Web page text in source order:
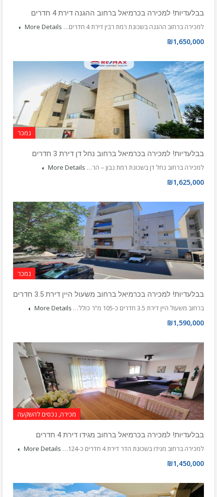
בבלעדיות! למכירה בכרמיאל ברחוב ההגנה דירת 4 חדרים
למכירה ברחוב ההגנה בשכונת רמת רבין דירת 4 חדרים…
More Details
₪1,650,000
נמכר
בבלעדיות! למכירה בכרמיאל ברחוב נחל דן דירת 3 חדרים
למכירה ברחוב נחל דן בשכונת רמת נבון – הר… More Details
₪1,625,000
נמכר
בבלעדיות! למכירה בכרמיאל ברחוב משעול היין דירת 3.5 חדרים
ברחוב משעול היין דירת 3.5 חדרים כ-105 מ”ר כולל…
More Details
₪1,590,000
מכירה, נכסים להשקעה
בבלעדיות! למכירה בכרמיאל ברחוב מגידו דירת 4 חדרים
למכירה ברחוב מגידו בשכונת הדר דירת 4 חדרים כ-124…
More Details
₪1,450,000